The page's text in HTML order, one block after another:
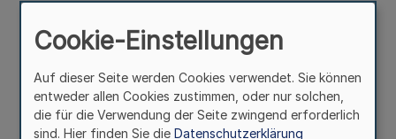
Bewerber werden von der für das ausbildende Staatliche
Amt für Arbeitsschutz (Ausbildungsbehörde)
zuständigen Bezirksregierung in den Vorbereitungsdienst
eingestellt und der Ausbildungsbehörde zugewiesen.
Dabei soll auf Familienpflichten Rücksicht genommen
werden.
Cookie-Einstellungen
Auf dieser Seite werden Cookies verwendet. Sie können
entweder allen Cookies zustimmen, oder nur solchen,
die für die Verwendung der Seite zwingend erforderlich
sind. Hier finden Sie die Datenschutzerklärung